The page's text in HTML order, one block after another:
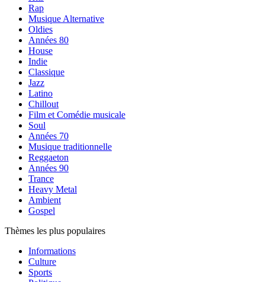
Rap
Musique Alternative
Oldies
Années 80
House
Indie
Classique
Jazz
Latino
Chillout
Film et Comédie musicale
Soul
Années 70
Musique traditionnelle
Reggaeton
Années 90
Trance
Heavy Metal
Ambient
Gospel
Thèmes les plus populaires
Informations
Culture
Sports